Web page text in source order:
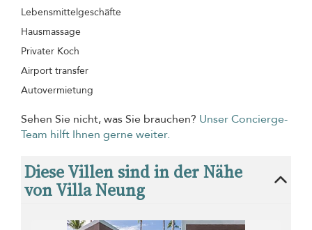
Lebensmittelgeschäfte
Hausmassage
Privater Koch
Airport transfer
Autovermietung
Sehen Sie nicht, was Sie brauchen? Unser Concierge-
Team hilft Ihnen gerne weiter.
Diese Villen sind in der Nähe
von Villa Neung